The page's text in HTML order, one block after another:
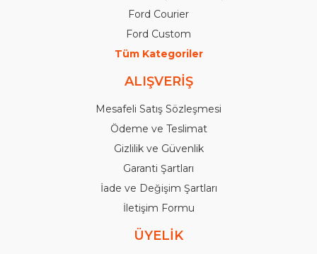
Ford Courier
Ford Custom
Tüm Kategoriler
ALIŞVERİŞ
Mesafeli Satış Sözleşmesi
Ödeme ve Teslimat
Gizlilik ve Güvenlik
Garanti Şartları
İade ve Değişim Şartları
İletişim Formu
ÜYELİK